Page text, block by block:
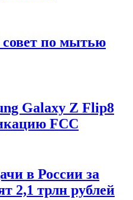
совет по мытью
Galaxy Z Flip8
FCC
в России за
2,1 трлн рублей